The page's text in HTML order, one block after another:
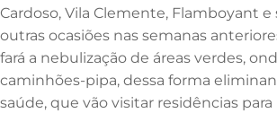
Cardoso, Vila Clemente, Flamboyant
outras ocasiões nas semanas
fará a nebulização de áreas verdes,
caminhões-pipa, dessa forma
saúde, que vão visitar residências